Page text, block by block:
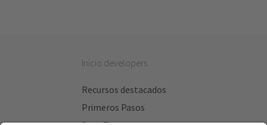
Inicio developers
Recursos destacados
Primeros Pasos